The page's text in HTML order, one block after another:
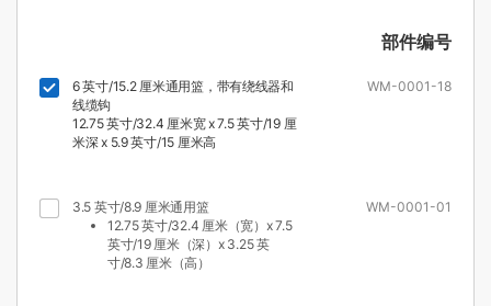
部件编号
6 英寸/15.2 厘米通用篮，带有绕线器和
线缆钩
12.75 英寸/32.4 厘米宽 x 7.5 英寸/19 厘
米深 x 5.9 英寸/15 厘米高
WM-0001-18
3.5 英寸/8.9 厘米通用篮
12.75 英寸/32.4 厘米（宽）x 7.5
英寸/19 厘米（深）x 3.25 英
寸/8.3 厘米（高）
WM-0001-01